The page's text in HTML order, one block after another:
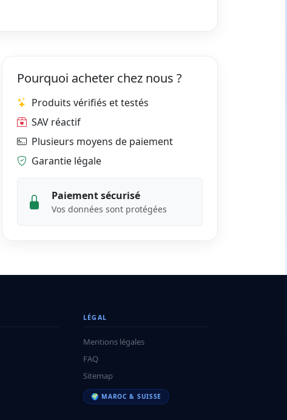
Pourquoi acheter chez nous ?
Produits vérifiés et testés
SAV réactif
Plusieurs moyens de paiement
Garantie légale
Paiement sécurisé
Vos données sont protégées
LÉGAL
Mentions légales
FAQ
Sitemap
🌍 MAROC & SUISSE